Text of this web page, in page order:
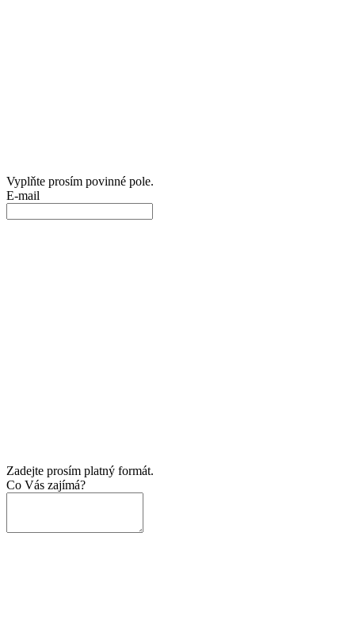
Vyplňte prosím povinné pole.
E-mail
Zadejte prosím platný formát.
Co Vás zajímá?